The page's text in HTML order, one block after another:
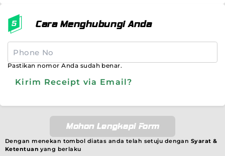
Cara Menghubungi Anda
Pastikan nomor Anda sudah benar.
Kirim Receipt via Email?
Mohon Lengkapi Form
Dengan menekan tombol diatas anda telah setuju dengan Syarat &
Ketentuan yang berlaku